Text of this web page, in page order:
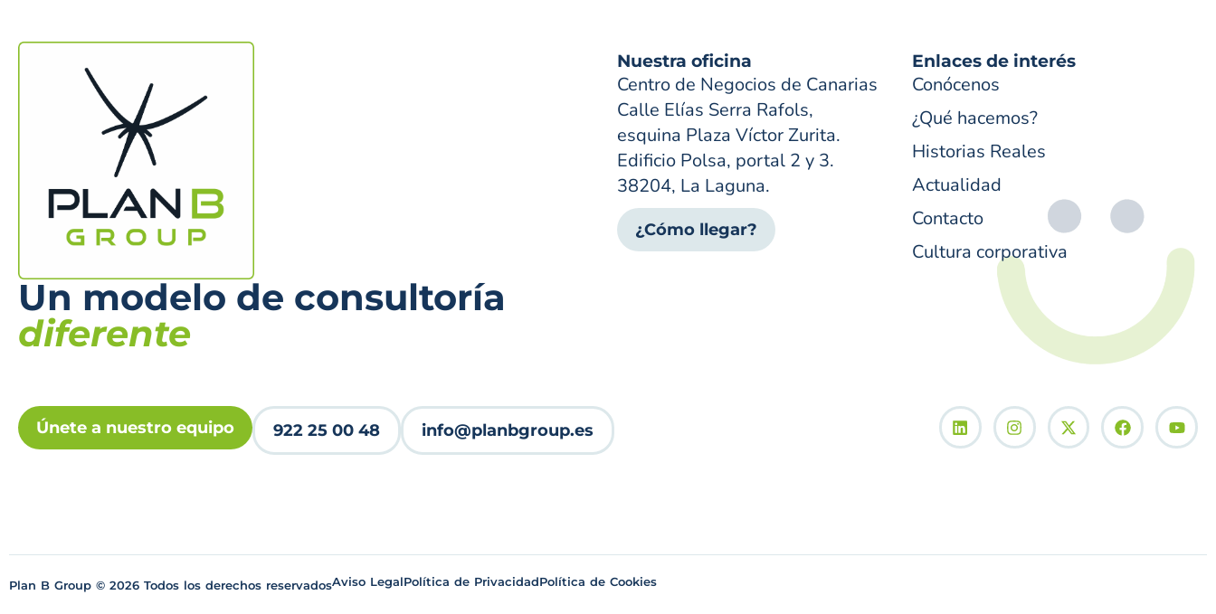
Un modelo de consultoría
diferente
Nuestra oficina
Centro de Negocios de Canarias
Calle Elías Serra Rafols,
esquina Plaza Víctor Zurita.
Edificio Polsa, portal 2 y 3.
38204, La Laguna.
¿Cómo llegar?
Enlaces de interés
Conócenos
¿Qué hacemos?
Historias Reales
Actualidad
Contacto
Cultura corporativa
Únete a nuestro equipo 922 25 00 48 info@planbgroup.es
Plan B Group © 2026 Todos los derechos reservadosAviso LegalPolítica de PrivacidadPolítica de Cookies